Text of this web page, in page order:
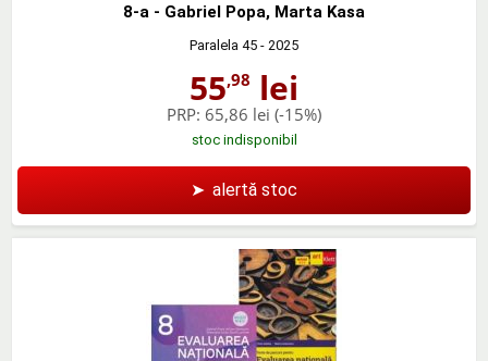
8-a - Gabriel Popa, Marta Kasa
Paralela 45 - 2025
55,98 lei
PRP: 65,86 lei (-15%)
stoc indisponibil
➤ alertă stoc